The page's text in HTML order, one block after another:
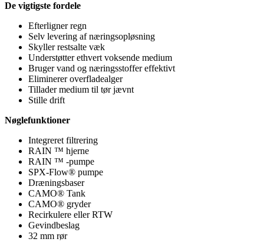
De vigtigste fordele
Efterligner regn
Selv levering af næringsopløsning
Skyller restsalte væk
Understøtter ethvert voksende medium
Bruger vand og næringsstoffer effektivt
Eliminerer overfladealger
Tillader medium til tør jævnt
Stille drift
Nøglefunktioner
Integreret filtrering
RAIN ™ hjerne
RAIN ™ -pumpe
SPX-Flow® pumpe
Dræningsbaser
CAMO® Tank
CAMO® gryder
Recirkulere eller RTW
Gevindbeslag
32 mm rør